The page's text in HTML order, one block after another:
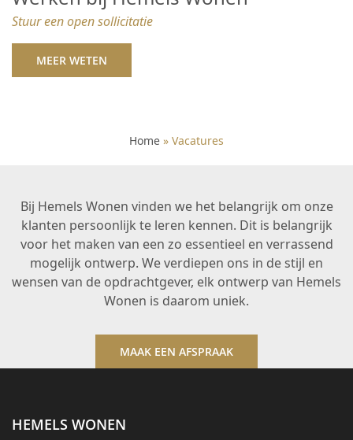
Stuur een open sollicitatie
MEER WETEN
Home » Vacatures
Bij Hemels Wonen vinden we het belangrijk om onze
klanten persoonlijk te leren kennen. Dit is belangrijk
voor het maken van een zo essentieel en verrassend
mogelijk ontwerp. We verdiepen ons in de stijl en
wensen van de opdrachtgever, elk ontwerp van Hemels
Wonen is daarom uniek.
MAAK EEN AFSPRAAK
HEMELS WONEN